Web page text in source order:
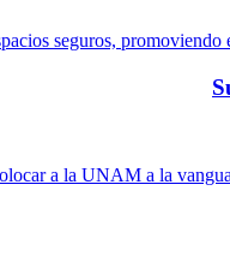
seguros,
a la UNAM a la